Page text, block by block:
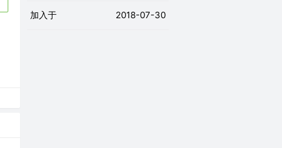
加入于 2018-07-30